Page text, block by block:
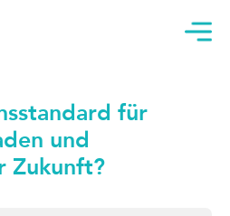
für
und
Zukunft?